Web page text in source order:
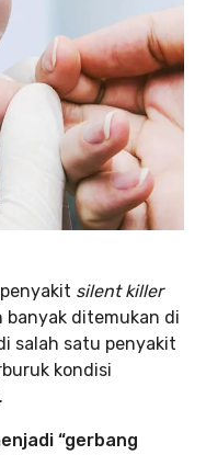
silent killer
banyak ditemukan di
salah satu penyakit
kondisi
“gerbang